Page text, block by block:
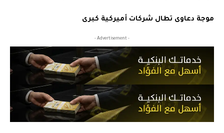
موجة دعاوى تطال شركات أميركية كبرى
- Advertisement -